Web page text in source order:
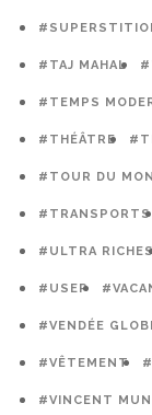
#TAJ MAHAL
#TEMPS
#THÉÂTRE
#TOUR DU
#TRANSPORTS
#ULTRA
#USEP
#VENDÉE
#VÊTEMENT
#VINCENT